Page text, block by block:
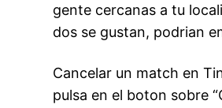
gente cercanas a tu
dos se gustan, podri­an
Cancelar un match en
pulsa en el boton sobre